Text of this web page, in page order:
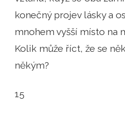
konečný projev lásky a
mnohem vyšší místo na
Kolik může říct, že se
někým?
15